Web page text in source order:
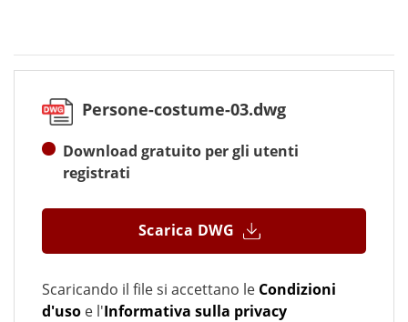
Persone-costume-03.dwg
Download gratuito per gli utenti
registrati
Scarica DWG
Scaricando il file si accettano le Condizioni
d'uso e l'Informativa sulla privacy